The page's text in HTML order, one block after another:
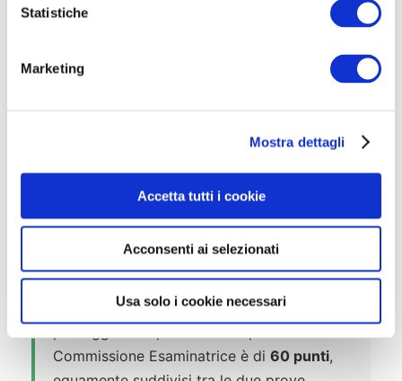
Statistiche
Marketing
Mostra dettagli
Accetta tutti i cookie
Acconsenti ai selezionati
Usa solo i cookie necessari
🎯 Prove d’Esame
prova scrittae unaprova orale, con
eventuale prova preselettiva qualora il
numero di candidati lo renda necessario. Il
Commissione Esaminatrice è di 60 punti,